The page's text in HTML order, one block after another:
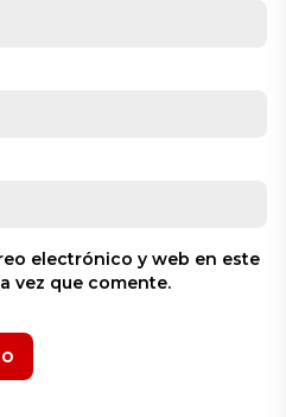
electrónico y web en este
vez que comente.